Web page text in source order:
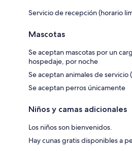
Servicio de recepción (horario
Mascotas
Se aceptan mascotas por un
hospedaje, por noche
Se aceptan animales de servicio
Se aceptan perros únicamente
Niños y camas adicionales
Los niños son bienvenidos.
Hay cunas gratis disponibles a